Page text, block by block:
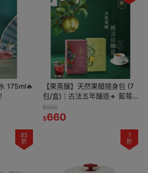
175ml🔥
【果熹釀】天然果醋隨身包 (7
包/盒)｜古法五年釀造🔸 藍莓
蔓越莓 / 青蘋果檸檬 🔸 獨立包
裝｜低糖健康｜隨身便利
$820
$660
85
折
7
折